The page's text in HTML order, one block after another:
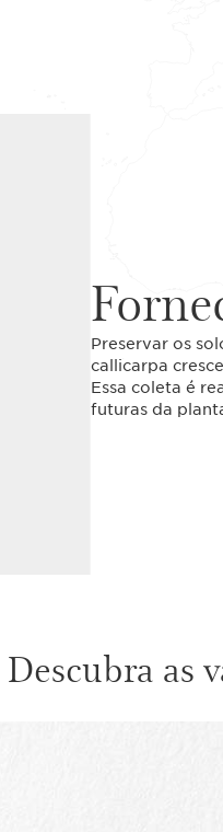
Preservar os
callicarpa
Essa coleta é
futuras da
Descubra as